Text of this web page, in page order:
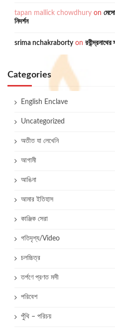
tapan mallick chowdhury on
নিদর্শন
srima nchakraborty on
Categories
English Enclave
Uncategorized
অতীত যা লেখেনি
আগামী
আঙিনা
আমার ইতিহাস
কাঞ্জিক সেরা
গতিদৃশ্য/Video
চলচ্চিত্র
তর্পণে প্রণত মসী
পরিবেশ
পুঁথি – পরিচয়